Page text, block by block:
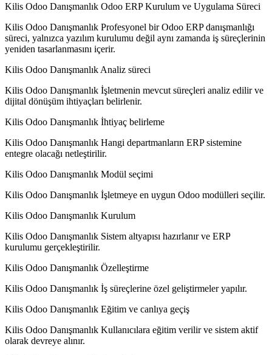
Kilis Odoo Danışmanlık Odoo ERP Kurulum ve Uygulama Süreci
Kilis Odoo Danışmanlık Profesyonel bir Odoo ERP danışmanlığı
süreci, yalnızca yazılım kurulumu değil aynı zamanda iş süreçlerinin
yeniden tasarlanmasını içerir.
Kilis Odoo Danışmanlık Analiz süreci
Kilis Odoo Danışmanlık İşletmenin mevcut süreçleri analiz edilir ve
dijital dönüşüm ihtiyaçları belirlenir.
Kilis Odoo Danışmanlık İhtiyaç belirleme
Kilis Odoo Danışmanlık Hangi departmanların ERP sistemine
entegre olacağı netleştirilir.
Kilis Odoo Danışmanlık Modül seçimi
Kilis Odoo Danışmanlık İşletmeye en uygun Odoo modülleri seçilir.
Kilis Odoo Danışmanlık Kurulum
Kilis Odoo Danışmanlık Sistem altyapısı hazırlanır ve ERP
kurulumu gerçekleştirilir.
Kilis Odoo Danışmanlık Özelleştirme
Kilis Odoo Danışmanlık İş süreçlerine özel geliştirmeler yapılır.
Kilis Odoo Danışmanlık Eğitim ve canlıya geçiş
Kilis Odoo Danışmanlık Kullanıcılara eğitim verilir ve sistem aktif
olarak devreye alınır.